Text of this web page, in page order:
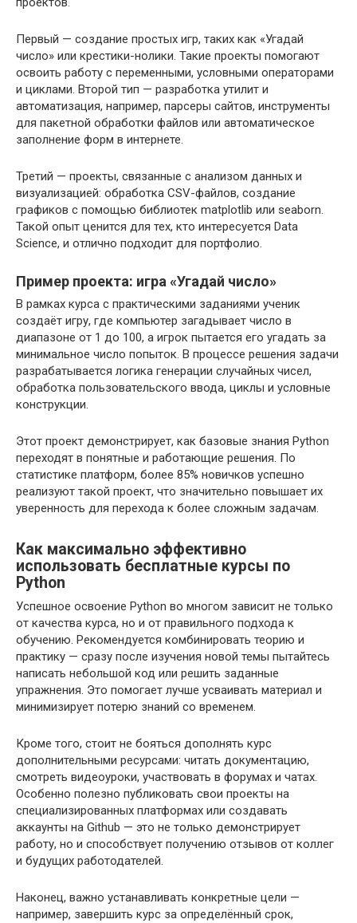
Первый — создание простых игр, таких как «Угадай
число» или крестики-нолики. Такие проекты помогают
освоить работу с переменными, условными операторами
и циклами. Второй тип — разработка утилит и
автоматизация, например, парсеры сайтов, инструменты
для пакетной обработки файлов или автоматическое
заполнение форм в интернете.
Третий — проекты, связанные с анализом данных и
визуализацией: обработка CSV-файлов, создание
графиков с помощью библиотек matplotlib или seaborn.
Такой опыт ценится для тех, кто интересуется Data
Science, и отлично подходит для портфолио.
Пример проекта: игра «Угадай число»
В рамках курса с практическими заданиями ученик
создаёт игру, где компьютер загадывает число в
диапазоне от 1 до 100, а игрок пытается его угадать за
минимальное число попыток. В процессе решения задачи
разрабатывается логика генерации случайных чисел,
обработка пользовательского ввода, циклы и условные
конструкции.
Этот проект демонстрирует, как базовые знания Python
переходят в понятные и работающие решения. По
статистике платформ, более 85% новичков успешно
реализуют такой проект, что значительно повышает их
уверенность для перехода к более сложным задачам.
Как максимально эффективно
использовать бесплатные курсы по
Python
Успешное освоение Python во многом зависит не только
от качества курса, но и от правильного подхода к
обучению. Рекомендуется комбинировать теорию и
практику — сразу после изучения новой темы пытайтесь
написать небольшой код или решить заданные
упражнения. Это помогает лучше усваивать материал и
минимизирует потерю знаний со временем.
Кроме того, стоит не бояться дополнять курс
дополнительными ресурсами: читать документацию,
смотреть видеоуроки, участвовать в форумах и чатах.
Особенно полезно публиковать свои проекты на
специализированных платформах или создавать
аккаунты на Github — это не только демонстрирует
работу, но и способствует получению отзывов от коллег
и будущих работодателей.
Наконец, важно устанавливать конкретные цели —
например, завершить курс за определённый срок,